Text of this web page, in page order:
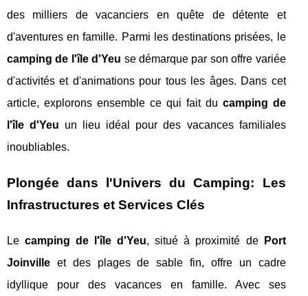
des milliers de vacanciers en quête de détente et
d'aventures en famille. Parmi les destinations prisées, le
camping de l'île d'Yeu se démarque par son offre variée
d'activités et d'animations pour tous les âges. Dans cet
article, explorons ensemble ce qui fait du camping de
l'île d'Yeu un lieu idéal pour des vacances familiales
inoubliables.
Plongée dans l'Univers du Camping: Les
Infrastructures et Services Clés
Lecamping de l'île d'Yeu, situé à proximité de
Port
Joinville et des plages de sable fin, offre un cadre
idyllique pour des vacances en famille. Avec ses